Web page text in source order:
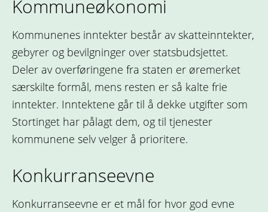
Kommuneøkonomi
Kommunenes inntekter består av skatteinntekter,
gebyrer og bevilgninger over statsbudsjettet.
Deler av overføringene fra staten er øremerket
særskilte formål, mens resten er så kalte frie
inntekter. Inntektene går til å dekke utgifter som
Stortinget har pålagt dem, og til tjenester
kommunene selv velger å prioritere.
Konkurranseevne
Konkurranseevne er et mål for hvor god evne